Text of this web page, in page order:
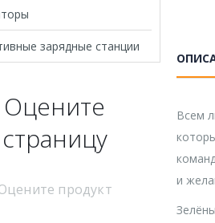
Всем
и
зарядные станции
Оцените
страницу
продукт